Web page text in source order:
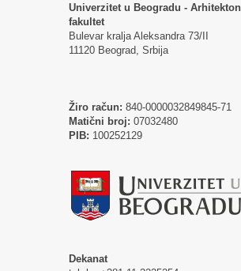
Univerzitet u Beogradu -
fakultet
Bulevar kralja Aleksandra 73/II
11120 Beograd, Srbija
Žiro račun: 840-0000032849845-71
Matični broj: 07032480
PIB: 100252129
Dekanat